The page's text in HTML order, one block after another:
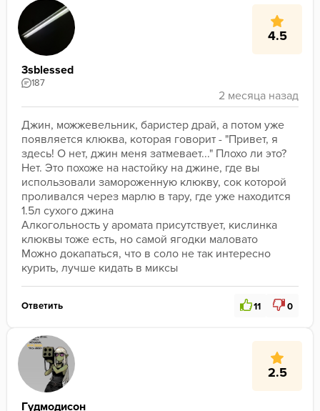
4.5
3sblessed
187
Джин, можжевельник, баристер драй, а потом уже
появляется клюква, которая говорит - "Привет, я
здесь! О нет, джин меня затмевает..." Плохо ли это?
Нет. Это похоже на настойку на джине, где вы
использовали замороженную клюкву, сок которой
проливался через марлю в тару, где уже находится
1.5л сухого джина
Алкогольность у аромата присутствует, кислинка
клюквы тоже есть, но самой ягодки маловато
Можно докапаться, что в соло не так интересно
курить, лучше кидать в миксы
Ответить 11 0
2.5
Гудмодисон